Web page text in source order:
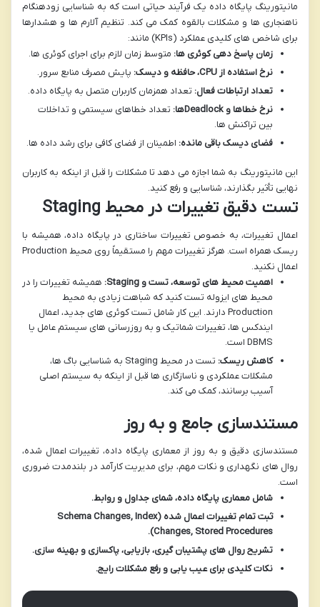
مانیتورینگ پایگاه داده یک فرآیند حیاتی است که به شناسایی زودهنگام
ناهنجاری ها و مشکلات بالقوه کمک می کند. تنظیم آلارم ها و هشدارها
برای شاخص های کلیدی عملکرد (KPIs) مانند:
زمان پاسخ دهی کوئری ها: متوسط زمان لازم برای اجرای کوئری ها.
نرخ استفاده از CPU، حافظه و دیسک:
پایش مصرف منابع سرور.
تعداد ارتباطات فعال: تعداد همزمان کاربران متصل به پایگاه داده.
نرخ خطاها و Deadlockها:
تعداد خطاهای سیستمی و تداخلات
بین تراکنش ها.
فضای دیسک باقی مانده: اطمینان از فضای کافی برای رشد داده ها.
این مانیتورینگ به شما اجازه می دهد تا مشکلات را قبل از اینکه به کاربران
نهایی تأثیر بگذارند، شناسایی و رفع کنید.
تست دقیق تغییرات در محیط Staging
اعمال تغییرات، به خصوص تغییرات ساختاری در پایگاه داده، همیشه با
ریسک همراه است. هرگز تغییرات مهم را مستقیماً روی محیط Production
اعمال نکنید.
اهمیت محیط های توسعه، تست و Staging:
همیشه تغییرات را در
محیط های ایزوله تست کنید که شباهت زیادی به محیط
Production دارند. این کار شامل تست کوئری های جدید، اعمال
ایندکس ها، تغییرات شماتیک و به روزرسانی های سیستم عامل یا
DBMS است.
کاهش ریسک:
تست در محیط Staging به شناسایی باگ ها،
مشکلات عملکردی و ناسازگاری ها قبل از اینکه به سیستم اصلی
آسیب برسانند، کمک می کند.
مستندسازی جامع و به روز
مستندسازی دقیق و به روز از معماری پایگاه داده، تغییرات اعمال شده،
روال های نگهداری و نکات مهم، برای مدیریت کارآمد در بلندمدت ضروری
است.
شامل معماری پایگاه داده، شمای جداول و روابط.
ثبت تمام تغییرات اعمال شده (Schema Changes, Index
Changes, Stored Procedures).
تشریح روال های پشتیبان گیری، بازیابی، پاکسازی و بهینه سازی.
نکات کلیدی برای عیب یابی و رفع مشکلات رایج.